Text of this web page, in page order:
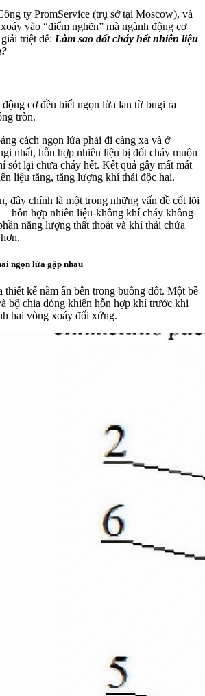
ty PromService (trụ sở tại Moscow), và
vào “điểm nghẽn” mà ngành động cơ
triệt để: Làm sao đốt cháy hết nhiên liệu
cơ đều biết ngọn lửa lan từ bugi ra
tròn.
cách ngọn lửa phải đi càng xa và ở
nhất, hỗn hợp nhiên liệu bị đốt cháy muộn
sót lại chưa cháy hết. Kết quả gây mất mát
liệu tăng, tăng lượng khí thải độc hại.
đây chính là một trong những vấn đề cốt lõi
– hỗn hợp nhiên liệu-không khí cháy không
năng lượng thất thoát và khí thải chứa
ngọn lửa gặp nhau
thiết kế nằm ẩn bên trong buồng đốt. Một bề
bộ chia dòng khiến hỗn hợp khí trước khi
hai vòng xoáy đối xứng.